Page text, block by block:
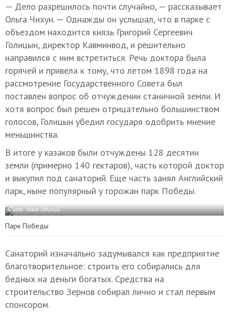
— Дело разрешилось почти случайно, — рассказывает
Ольга Чихун. — Однажды он услышал, что в парке с
объездом находится князь Григорий Сергеевич
Голицын, директор Кавминвод, и решительно
направился с ним встретиться. Речь доктора была
горячей и привела к тому, что летом 1898 года на
рассмотрение Государственного Совета был
поставлен вопрос об отчуждении станичной земли. И
хотя вопрос был решен отрицательно большинством
голосов, Голицын убедил государя одобрить мнение
меньшинства.
В итоге у казаков были отчуждены 128 десятин
земли (примерно 140 гектаров), часть которой доктор
и выкупил под санаторий. Еще часть занял Английский
парк, ныне популярный у горожан парк Победы.
Фото: Иван Губский
Парк Победы
Санаторий изначально задумывался как предприятие
благотворительное: строить его собирались для
бедных на деньги богатых. Средства на
строительство Зернов собирал лично и стал первым
спонсором.